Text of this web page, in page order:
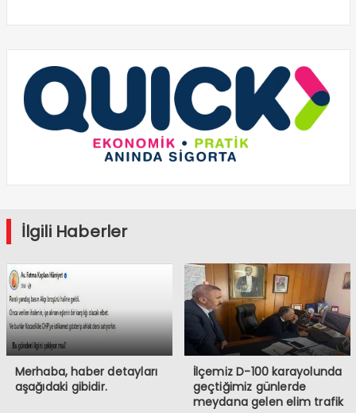
İlgili Haberler
Merhaba, haber detayları
aşağıdaki gibidir.
İlçemiz D-100 karayolunda
geçtiğimiz günlerde
meydana gelen elim trafik